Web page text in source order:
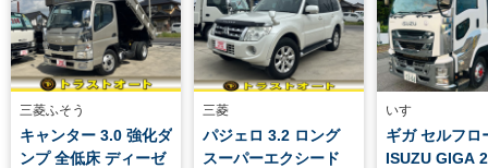
三菱ふそう
キャンター 3.0 強化ダ
ンプ 全低床 ディーゼ
三菱
パジェロ 3.2 ロング
スーパーエクシード
いすゞ
ギガ セルフロ
ISUZU GIGA